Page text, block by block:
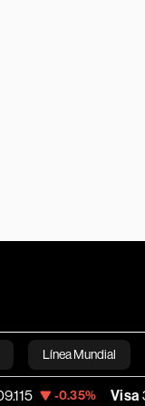
Línea Mundial
Bloomberg
Visa 368.54 -0.28%